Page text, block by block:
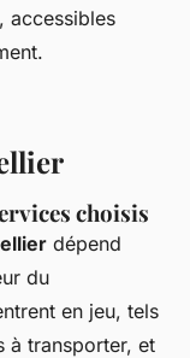
accessibles
choisis
dépend
du
en jeu, tels
à transporter, et